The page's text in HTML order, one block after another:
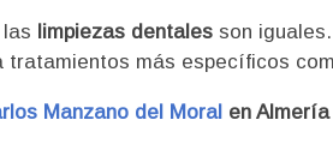
limpiezas dentales son
tratamientos más específicos
Manzano del Moral en Almería